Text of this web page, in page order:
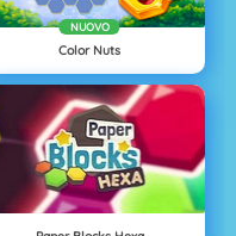
NUOVO
Color Nuts